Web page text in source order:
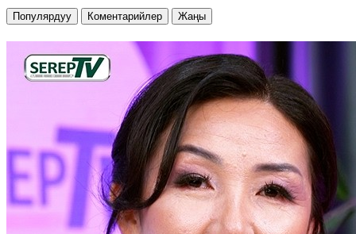
Популярдуу Коментарийлер Жаңы